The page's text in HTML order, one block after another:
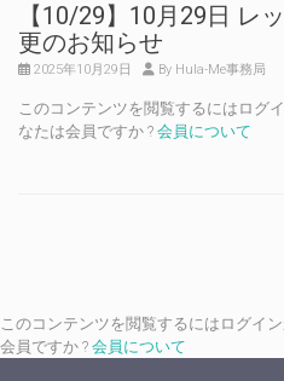
【10/29】10月29日 レ
更のお知らせ
2025年10月29日 By Hula-Me事務局
このコンテンツを閲覧するにはログ
なたは会員ですか ? 会員について
このコンテンツを閲覧するにはログイ
会員ですか ? 会員について